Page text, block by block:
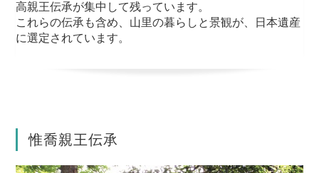
高親王伝承が集中して残っています。
これらの伝承も含め、山里の暮らしと景観が、日本遺産
に選定されています。
惟喬親王伝承